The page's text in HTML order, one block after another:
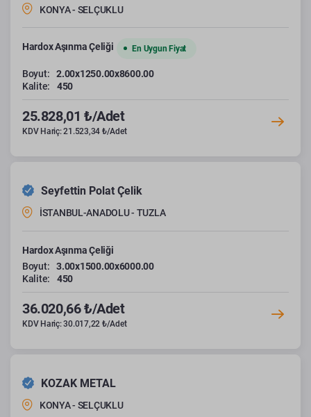
KONYA - SELÇUKLU
Hardox Aşınma Çeliği En Uygun Fiyat
Boyut:
2.00x1250.00x8600.00
Kalite:
450
25.828,01 ₺/Adet
KDV Hariç: 21.523,34 ₺/Adet
Seyfettin Polat Çelik
İSTANBUL-ANADOLU - TUZLA
Hardox Aşınma Çeliği
Boyut:
3.00x1500.00x6000.00
Kalite:
450
36.020,66 ₺/Adet
KDV Hariç: 30.017,22 ₺/Adet
KOZAK METAL
KONYA - SELÇUKLU